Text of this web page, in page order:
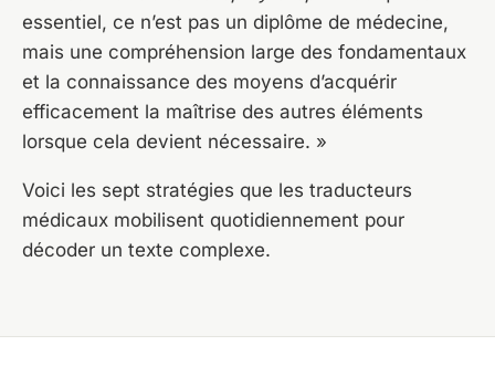
essentiel, ce n’est pas un diplôme de médecine,
mais une compréhension large des fondamentaux
et la connaissance des moyens d’acquérir
efficacement la maîtrise des autres éléments
lorsque cela devient nécessaire. »
Voici les sept stratégies que les traducteurs
médicaux mobilisent quotidiennement pour
décoder un texte complexe.